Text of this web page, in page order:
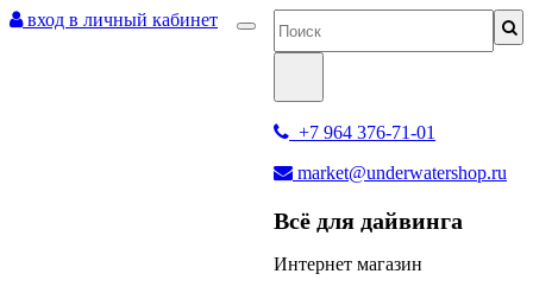
вход в личный кабинет
+7 964 376-71-01
market@underwatershop.ru
Всё для дайвинга
Интернет магазин